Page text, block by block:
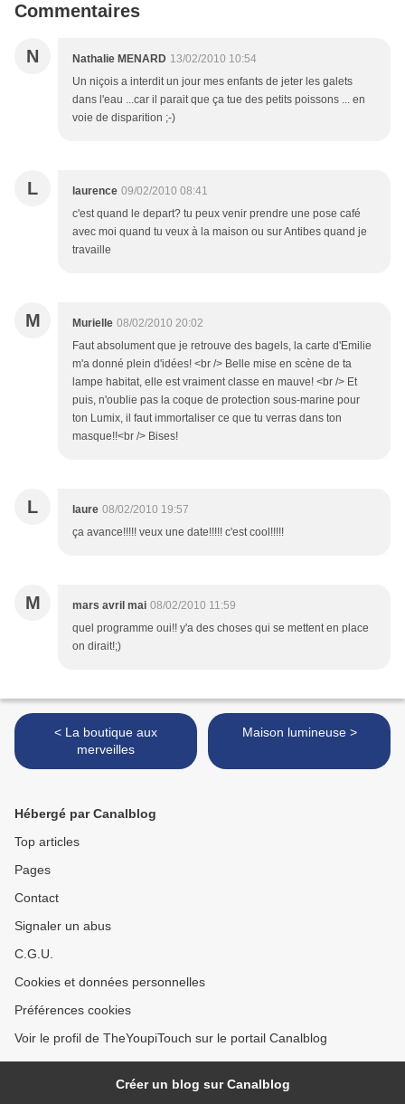
Commentaires
N Nathalie MENARD 13/02/2010 10:54
Un niçois a interdit un jour mes enfants de jeter les galets
dans l'eau ...car il parait que ça tue des petits poissons ... en
voie de disparition ;-)
L laurence 09/02/2010 08:41
c'est quand le depart? tu peux venir prendre une pose café
avec moi quand tu veux à la maison ou sur Antibes quand je
travaille
M Murielle 08/02/2010 20:02
Faut absolument que je retrouve des bagels, la carte d'Emilie
m'a donné plein d'idées! <br /> Belle mise en scène de ta
lampe habitat, elle est vraiment classe en mauve! <br /> Et
puis, n'oublie pas la coque de protection sous-marine pour
ton Lumix, il faut immortaliser ce que tu verras dans ton
masque!!<br /> Bises!
L laure 08/02/2010 19:57
ça avance!!!!! veux une date!!!!! c'est cool!!!!!
M mars avril mai 08/02/2010 11:59
quel programme oui!! y'a des choses qui se mettent en place
on dirait!;)
< La boutique aux
merveilles
Maison lumineuse >
Hébergé par Canalblog
Top articles
Pages
Contact
Signaler un abus
C.G.U.
Cookies et données personnelles
Préférences cookies
Voir le profil de TheYoupiTouch sur le portail Canalblog
Créer un blog sur Canalblog